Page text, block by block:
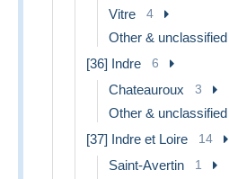
Vitre 4
Other & unclassified
[36] Indre 6
Chateauroux 3
Other & unclassified
[37] Indre et Loire 14
Saint-Avertin 1